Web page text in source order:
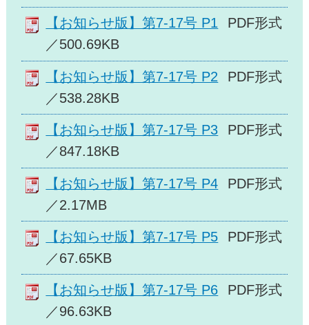
【お知らせ版】第7-17号 P1
PDF形式
／500.69KB
【お知らせ版】第7-17号 P2
PDF形式
／538.28KB
【お知らせ版】第7-17号 P3
PDF形式
／847.18KB
【お知らせ版】第7-17号 P4
PDF形式
／2.17MB
【お知らせ版】第7-17号 P5
PDF形式
／67.65KB
【お知らせ版】第7-17号 P6
PDF形式
／96.63KB